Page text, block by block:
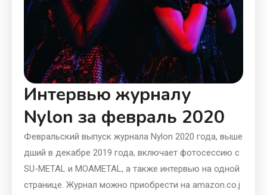
Интервью журналу
Nylon за февраль 2020
Февральский выпуск журнала Nylon 2020 года, выше
дший в декабре 2019 года, включает фотосессию с
SU-METAL и MOAMETAL, а также интервью на одной
странице. Журнал можно приобрести на amazon.co.j